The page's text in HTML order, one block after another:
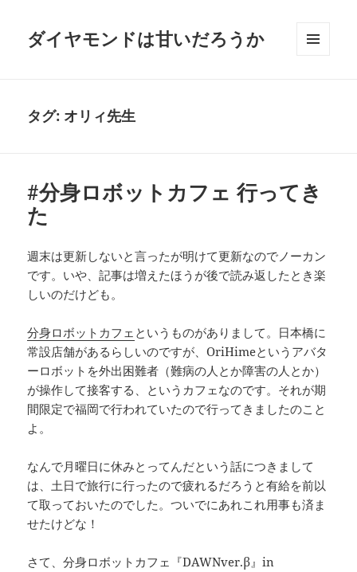
ダイヤモンドは甘いだろうか
タグ: オリィ先生
#分身ロボットカフェ 行ってき
た
週末は更新しないと言ったが明けて更新なのでノーカン
です。いや、記事は増えたほうが後で読み返したとき楽
しいのだけども。
分身ロボットカフェ というものがありまして。日本橋に
常設店舗があるらしいのですが、OriHimeというアバタ
ーロボットを外出困難者（難病の人とか障害の人とか）
が操作して接客する、というカフェなのです。それが期
間限定で福岡で行われていたので行ってきましたのこと
よ。
なんで月曜日に休みとってんだという話につきまして
は、土日で旅行に行ったので疲れるだろうと有給を前以
て取っておいたのでした。ついでにあれこれ用事も済ま
せたけどな！
さて、分身ロボットカフェ『DAWNver.β』in